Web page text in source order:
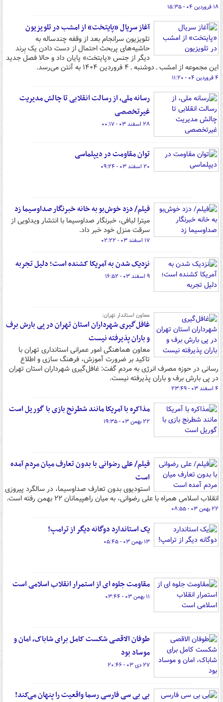
۱۸ فروردین ۰۴ - ۱۵:۳۵
آغاز سریال «پایتخت» از امشب در تلویزیون
تلویزیون سرانجام بعد از وقفه چندساله به
حاشیه‌های پربحث احتمال از دست دادن یک بِرند
دیگر از جنس «پایتخت» پایان داد و حالا فصل جدید
این مجموعه از امشب ـ دوشنبه ـ ۴ فروردین ۱۴۰۴ به آنتن می‌رسد.
۴ فروردین ۰۴ - ۱۱:۲۰
رسانه ملی، از رسالت انقلابی تا چالش مدیریت
غیرتخصصی
۲۸ اسفند ۰۳ - ۰۰:۱۷
توان مقاومت در دیپلماسی
۲۰ اسفند ۰۳ - ۰۹:۲۴
فیلم/ دزد خوش‌بو به خانه خبرنگار صداوسیما زد
میترا لبافی، خبرنگار صداوسیما با انتشار ویدئویی از
سرقت منزل خود خبر داد.
۱۷ اسفند ۰۳ - ۰۲:۲۲
نزدیک شدن به آمریکا کشنده است؛ دلیل تجربه
۹ اسفند ۰۳ - ۱۶:۵۲
معاون استاندار تهران:
غافل‌گیری شهرداران استان تهران در پی بارش برف
و باران پذیرفته نیست
معاون هماهنگی امور عمرانی استانداری تهران با
تاکید بر ضرورت آموزش، فرهنگ سازی و اطلاع
رسانی در حوزه مصرف انرژی به مردم گفت: غافل‌گیری شهرداران استان تهران
در پی بارش برف و باران پذیرفته نیست.
۴ اسفند ۰۳ - ۲۳:۴۹
مذاکره با آمریکا مانند شطرنج بازی با گوریل است
۲۲ بهمن ۰۳ - ۱۹:۳۵
فیلم/ علی رضوانی با بدون تعارف میان مردم آمده
است
استودیوی بدون تعارف صداوسیما، در سالگرد پیروزی
انقلاب اسلامی همراه با علی رضوانی، به میان راهپیمانان ۲۲ بهمن رفته است.
۲۲ بهمن ۰۳ - ۰۸:۵۵
یک استاندارد دوگانه دیگر از ترامپ!
۱۳ بهمن ۰۳ - ۰۵:۴۵
مقاومت جلوه ای از استمرار انقلاب اسلامی است
۱۱ بهمن ۰۳ - ۰۳:۴۴
طوفان الاقصی شکست کامل برای شاباک، امان و
موساد بود
۲۷ دی ۰۳ - ۲۰:۴۶
بی بی سی فارسی رسما واقعیت را پنهان می‌کند!